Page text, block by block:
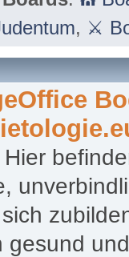
, ⚔
gesund